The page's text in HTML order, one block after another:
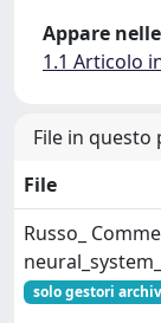
Appare
1.1 Articolo
File in
File
Russo_
solo gestori